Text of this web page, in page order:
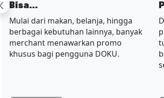
Previous
Bisa...
Mulai dari makan, belanja, hingga
berbagai kebutuhan lainnya, banyak
merchant menawarkan promo
khusus bagi pengguna DOKU.